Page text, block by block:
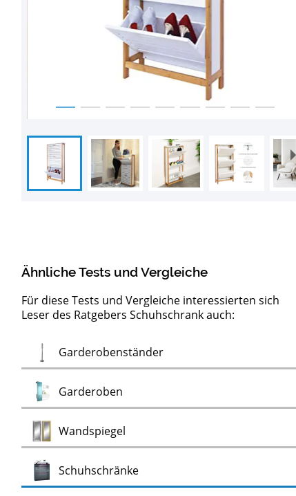
Ähnliche Tests und Vergleiche
Für diese Tests und Vergleiche interessierten sich
Leser des Ratgebers Schuhschrank auch:
GarderobenständerTest
Garderoben
Wandspiegel
SchuhschränkeTest